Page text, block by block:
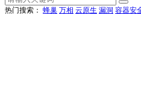
热门搜索： 蜂巢 万相 云原生 漏洞 容器安